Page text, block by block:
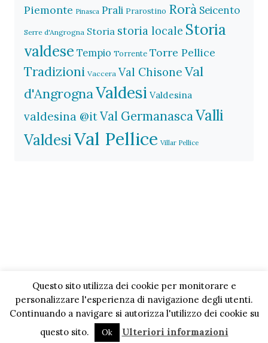
Piemonte Pinasca Prali Prarostino Rorà Seicento
Serre d'Angrogna Storia storia locale Storia
valdese Tempio Torrente Torre Pellice
Tradizioni Vaccera Val Chisone Val
d'AngrognaValdesi Valdesina
valdesina @itVal GermanascaValli
ValdesiVal Pellice Villar Pellice
Questo sito utilizza dei cookie per monitorare e
personalizzare l'esperienza di navigazione degli utenti.
Continuando a navigare si autorizza l'utilizzo dei cookie su
questo sito.
Ok Ulteriori informazioni